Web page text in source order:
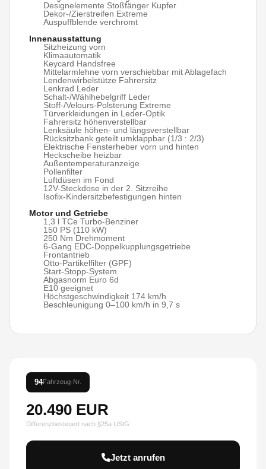
Designelemente Stoßfänger Kupfer
Dekor-/Zierstreifen Extreme
Auspuffblende verchromt
Innenausstattung
Sitzheizung vorn
Klimaautomatik
Keycard Handsfree
Mittelarmlehne vorn verschiebbar mit Ablagefach
Lendenwirbelstütze Fahrersitz
Lenkrad Leder
Schalt-/Wählhebelgriff Leder
Stoff-/Velours-Polsterung Extreme
Türverkleidungen in Leder-Optik
Fahrersitz höhenverstellbar
Lenksäule höhen- und längsverstellbar
Rücksitzbank geteilt umklappbar (1/3 : 2/3)
Elektrische Fensterheber vorn und hinten
Heckscheibe heizbar
Außentemperaturanzeige
Pollenfilter
Luftdüsen im Fond
12V-Steckdose in der 2. Sitzreihe
Isofix-Kindersitzbefestigungen hinten
Motor und Getriebe
1,3 l TCe Turbo-Benziner
150 PS (110 kW)
250 Nm Drehmoment
6-Gang EDC-Doppelkupplungsgetriebe
Frontantrieb
Otto-Partikelfilter (GPF)
Start-Stopp-System
Abgasnorm Euro 6d
E10 geeignet
Höchstgeschwindigkeit 174 km/h
Beschleunigung 0–100 km/h in 9,7 s
94Fahrzeug-Nr.
20.490 EUR
Differenzbesteuert nach §25a UStG
Jetzt anrufen